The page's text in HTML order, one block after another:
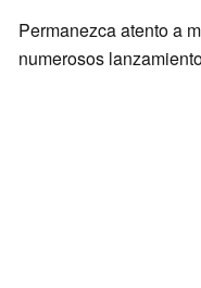
Permanezca atento a
numerosos